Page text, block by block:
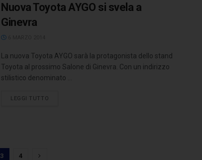
Nuova Toyota AYGO si svela a
Ginevra
La nuova Toyota AYGO sarà la protagonista dello stand
Toyota al prossimo Salone di Ginevra. Con un indirizzo
stilistico denominato ...
LEGGI TUTTO
3 4